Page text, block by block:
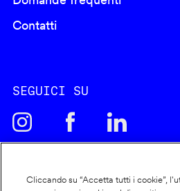
Contatti
SEGUICI SU
Cliccando su “Accetta tutti i cookie”,